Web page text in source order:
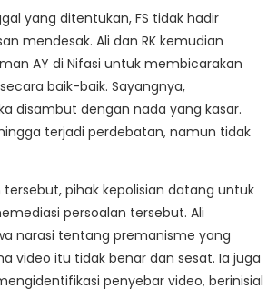
yang ditentukan, FS tidak hadir
mendesak. Ali dan RK kemudian
AY di Nifasi untuk membicarakan
baik-baik. Sayangnya,
disambut dengan nada yang kasar.
terjadi perdebatan, namun tidak
pihak kepolisian datang untuk
persoalan tersebut. Ali
narasi tentang premanisme yang
video itu tidak benar dan sesat. Ia juga
penyebar video, berinisial